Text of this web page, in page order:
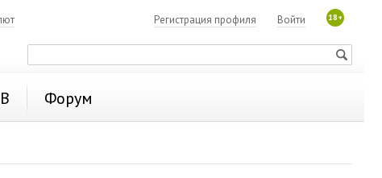
18+
Войти
Регистрация профиля
Форум